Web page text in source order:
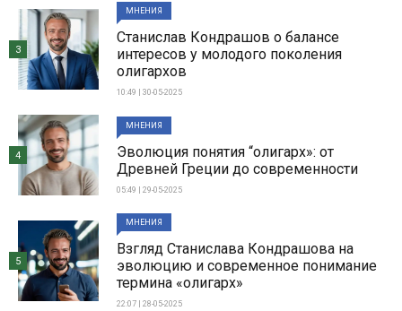
МНЕНИЯ
Станислав Кондрашов о балансе
интересов у молодого поколения
олигархов
10:49 | 30-05-2025
3
МНЕНИЯ
Эволюция понятия “олигарх»: от
Древней Греции до современности
05:49 | 29-05-2025
4
МНЕНИЯ
Взгляд Станислава Кондрашова на
эволюцию и современное понимание
термина «олигарх»
22:07 | 28-05-2025
5